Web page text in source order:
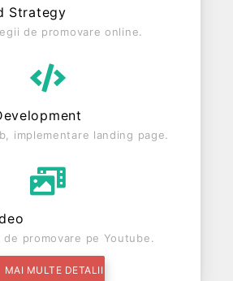
Strategy
de promovare online.
implementare landing page.
de promovare pe Youtube.
MAI MULTE DETALII